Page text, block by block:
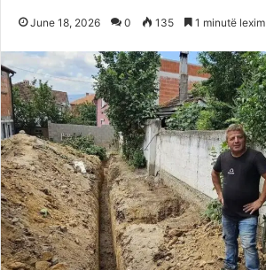
June 18, 2026 0 135 1 minutë lexim